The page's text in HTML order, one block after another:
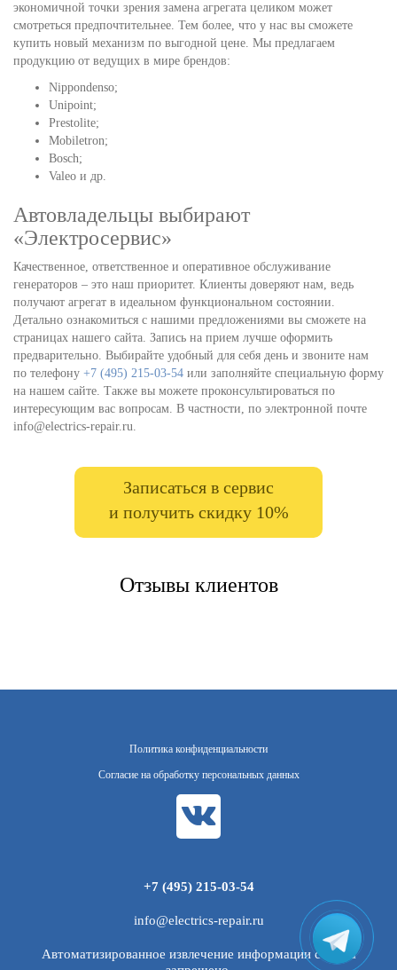
экономичной точки зрения замена агрегата целиком может
смотреться предпочтительнее. Тем более, что у нас вы сможете
купить новый механизм по выгодной цене. Мы предлагаем
продукцию от ведущих в мире брендов:
Nippondenso;
Unipoint;
Prestolite;
Mobiletron;
Bosch;
Valeo и др.
Автовладельцы выбирают
«Электросервис»
Качественное, ответственное и оперативное обслуживание
генераторов – это наш приоритет. Клиенты доверяют нам, ведь
получают агрегат в идеальном функциональном состоянии.
Детально ознакомиться с нашими предложениями вы сможете на
страницах нашего сайта. Запись на прием лучше оформить
предварительно. Выбирайте удобный для себя день и звоните нам
по телефону +7 (495) 215-03-54 или заполняйте специальную форму
на нашем сайте. Также вы можете проконсультироваться по
интересующим вас вопросам. В частности, по электронной почте
info@electrics-repair.ru.
Записаться в сервис
и получить скидку 10%
Отзывы клиентов
Политика конфиденциальности
Согласие на обработку персональных данных
+7 (495) 215-03-54
info@electrics-repair.ru
Автоматизированное извлечение информации с сайта